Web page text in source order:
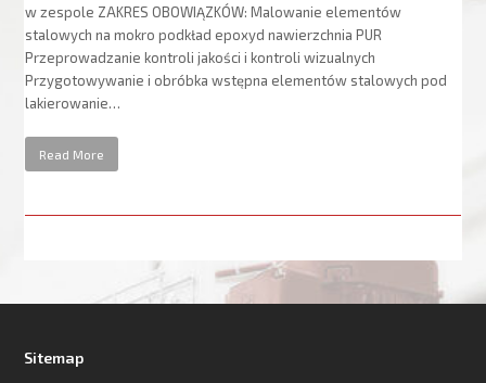
w zespole ZAKRES OBOWIĄZKÓW: Malowanie elementów
stalowych na mokro podkład epoxyd nawierzchnia PUR
Przeprowadzanie kontroli jakości i kontroli wizualnych
Przygotowywanie i obróbka wstępna elementów stalowych pod
lakierowanie…
Read More
Sitemap